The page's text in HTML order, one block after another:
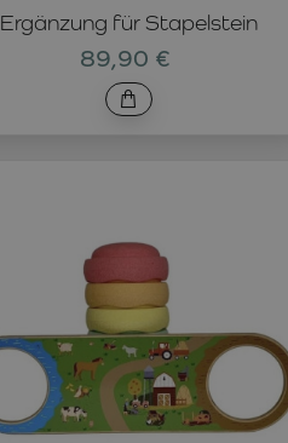
Ergänzung für Stapelstein
89,90 €